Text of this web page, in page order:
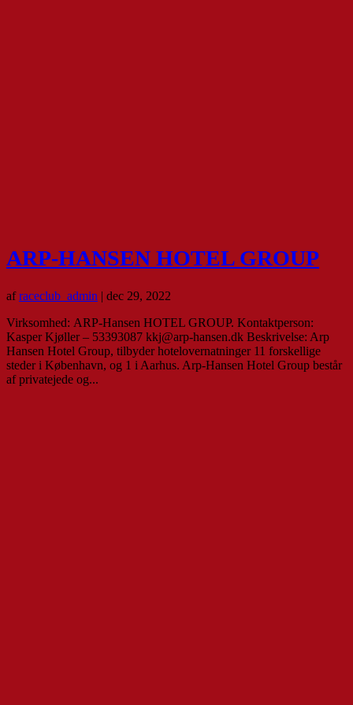
ARP-HANSEN HOTEL GROUP
afraceclub_admin | dec 29, 2022
Virksomhed: ARP-Hansen HOTEL GROUP. Kontaktperson:
Kasper Kjøller – 53393087 kkj@arp-hansen.dk Beskrivelse: Arp
Hansen Hotel Group, tilbyder hotelovernatninger 11 forskellige
steder i København, og 1 i Aarhus. Arp-Hansen Hotel Group består
af privatejede og...